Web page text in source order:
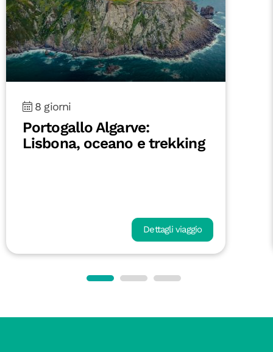
8 giorni
Portogallo Algarve:
Lisbona, oceano e trekking
Dettagli viaggio